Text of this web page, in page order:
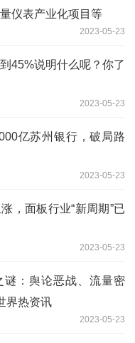
仪表产业化项目等
2023-05-23
45%说明什么呢？你了
2023-05-23
亿苏州银行，破局路
2023-05-23
，面板行业“新周期”已
2023-05-23
谜：舆论恶战、流量密
界热资讯
2023-05-23